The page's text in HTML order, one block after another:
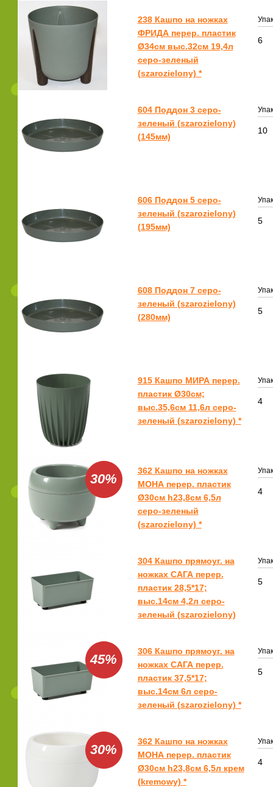
238 Кашпо на ножках
ФРИДА перер. пластик
Ø34см выс.32см 19,4л
серо-зеленый
(szarozielony) *
6
604 Поддон 3 серо-
зеленый (szarozielony)
(145мм)
10
606 Поддон 5 серо-
зеленый (szarozielony)
(195мм)
5
608 Поддон 7 серо-
зеленый (szarozielony)
(280мм)
5
915 Кашпо МИРА перер.
пластик Ø30см;
выс.35,6см 11,6л серо-
зеленый (szarozielony) *
4
30%
362 Кашпо на ножках
МОНА перер. пластик
Ø30см h23,8см 6,5л
серо-зеленый
(szarozielony) *
4
304 Кашпо прямоуг. на
ножках САГА перер.
пластик 28,5*17;
выс.14см 4,2л серо-
зеленый (szarozielony)
5
45%
306 Кашпо прямоуг. на
ножках САГА перер.
пластик 37,5*17;
выс.14см 6л серо-
зеленый (szarozielony) *
5
30%
362 Кашпо на ножках
МОНА перер. пластик
Ø30см h23,8см 6,5л крем
(kremowy) *
4